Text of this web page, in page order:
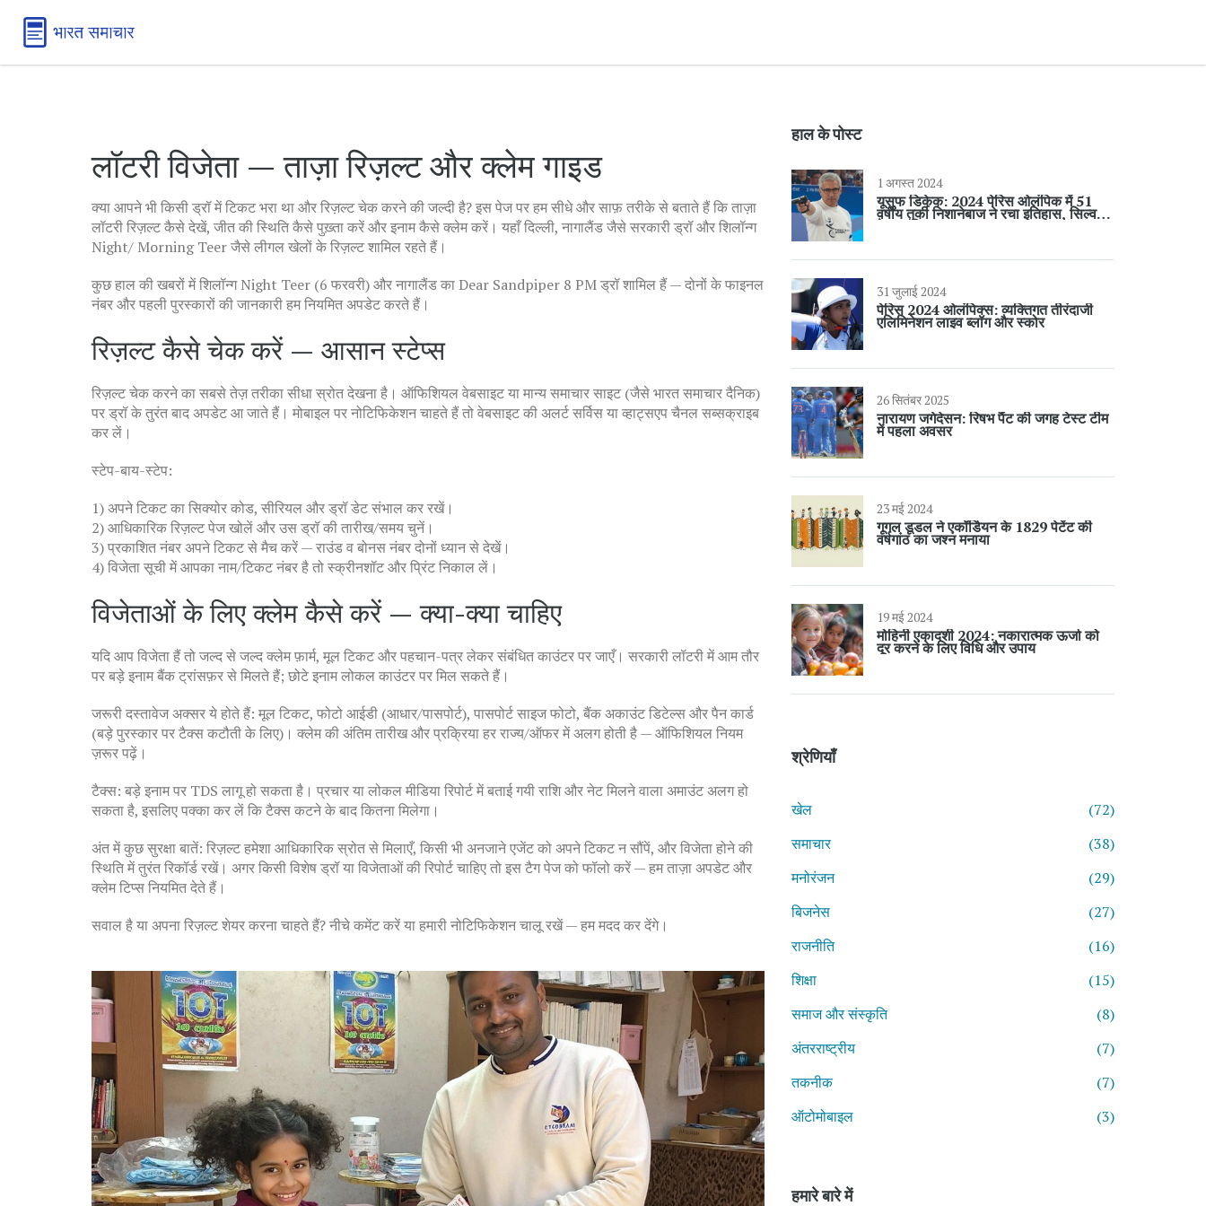
लॉटरी विजेता — ताज़ा रिज़ल्ट और क्लेम गाइड
क्या आपने भी किसी ड्रॉ में टिकट भरा था और रिज़ल्ट चेक करने की जल्दी है? इस पेज पर हम सीधे और साफ़ तरीके से बताते हैं कि ताज़ा
लॉटरी रिज़ल्ट कैसे देखें, जीत की स्थिति कैसे पुख़्ता करें और इनाम कैसे क्लेम करें। यहाँ दिल्ली, नागालैंड जैसे सरकारी ड्रॉ और शिलॉन्ग
Night/ Morning Teer जैसे लीगल खेलों के रिज़ल्ट शामिल रहते हैं।
कुछ हाल की खबरों में शिलॉन्ग Night Teer (6 फरवरी) और नागालैंड का Dear Sandpiper 8 PM ड्रॉ शामिल हैं — दोनों के फाइनल
नंबर और पहली पुरस्कारों की जानकारी हम नियमित अपडेट करते हैं।
रिज़ल्ट कैसे चेक करें — आसान स्टेप्स
रिज़ल्ट चेक करने का सबसे तेज़ तरीका सीधा स्रोत देखना है। ऑफिशियल वेबसाइट या मान्य समाचार साइट (जैसे भारत समाचार दैनिक)
पर ड्रॉ के तुरंत बाद अपडेट आ जाते हैं। मोबाइल पर नोटिफिकेशन चाहते हैं तो वेबसाइट की अलर्ट सर्विस या व्हाट्सएप चैनल सब्सक्राइब
कर लें।
स्टेप-बाय-स्टेप:
1) अपने टिकट का सिक्योर कोड, सीरियल और ड्रॉ डेट संभाल कर रखें।
2) आधिकारिक रिज़ल्ट पेज खोलें और उस ड्रॉ की तारीख/समय चुनें।
3) प्रकाशित नंबर अपने टिकट से मैच करें — राउंड व बोनस नंबर दोनों ध्यान से देखें।
4) विजेता सूची में आपका नाम/टिकट नंबर है तो स्क्रीनशॉट और प्रिंट निकाल लें।
विजेताओं के लिए क्लेम कैसे करें — क्या-क्या चाहिए
यदि आप विजेता हैं तो जल्द से जल्द क्लेम फ़ार्म, मूल टिकट और पहचान-पत्र लेकर संबंधित काउंटर पर जाएँ। सरकारी लॉटरी में आम तौर
पर बड़े इनाम बैंक ट्रांसफ़र से मिलते हैं; छोटे इनाम लोकल काउंटर पर मिल सकते हैं।
जरूरी दस्तावेज अक्सर ये होते हैं: मूल टिकट, फोटो आईडी (आधार/पासपोर्ट), पासपोर्ट साइज फोटो, बैंक अकाउंट डिटेल्स और पैन कार्ड
(बड़े पुरस्कार पर टैक्स कटौती के लिए)। क्लेम की अंतिम तारीख और प्रक्रिया हर राज्य/ऑफर में अलग होती है — ऑफिशियल नियम
ज़रूर पढ़ें।
टैक्स: बड़े इनाम पर TDS लागू हो सकता है। प्रचार या लोकल मीडिया रिपोर्ट में बताई गयी राशि और नेट मिलने वाला अमाउंट अलग हो
सकता है, इसलिए पक्का कर लें कि टैक्स कटने के बाद कितना मिलेगा।
अंत में कुछ सुरक्षा बातें: रिज़ल्ट हमेशा आधिकारिक स्रोत से मिलाएँ, किसी भी अनजाने एजेंट को अपने टिकट न सौंपें, और विजेता होने की
स्थिति में तुरंत रिकॉर्ड रखें। अगर किसी विशेष ड्रॉ या विजेताओं की रिपोर्ट चाहिए तो इस टैग पेज को फॉलो करें — हम ताज़ा अपडेट और
क्लेम टिप्स नियमित देते हैं।
सवाल है या अपना रिज़ल्ट शेयर करना चाहते हैं? नीचे कमेंट करें या हमारी नोटिफिकेशन चालू रखें — हम मदद कर देंगे।
हाल के पोस्ट
1 अगस्त 2024
यूसुफ डिकेक: 2024 पेरिस ओलंपिक में 51
वर्षीय तुर्की निशानेबाज ने रचा इतिहास, सिल्वर
मेडल जीता
31 जुलाई 2024
पेरिस 2024 ओलंपिक्स: व्यक्तिगत तीरंदाजी
एलिमिनेशन लाइव ब्लॉग और स्कोर
26 सितंबर 2025
नारायण जगेदेसन: रिषभ पैंट की जगह टेस्ट टीम
में पहला अवसर
23 मई 2024
गूगल डूडल ने एकॉर्डियन के 1829 पेटेंट की
वर्षगांठ का जश्न मनाया
19 मई 2024
मोहिनी एकादशी 2024: नकारात्मक ऊर्जा को
दूर करने के लिए विधि और उपाय
श्रेणियाँ
खेल
(72)
समाचार
(38)
मनोरंजन
(29)
बिजनेस
(27)
राजनीति
(16)
शिक्षा
(15)
समाज और संस्कृति
(8)
अंतरराष्ट्रीय
(7)
तकनीक
(7)
ऑटोमोबाइल
(3)
हमारे बारे में